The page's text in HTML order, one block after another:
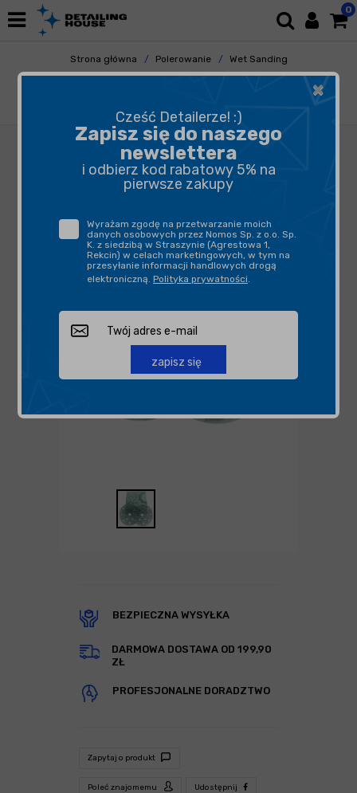
0
Strona główna Polerowanie
Wet Sanding
Papiery
BEZPIECZNA WYSYŁKA
DARMOWA DOSTAWA OD 199,90
ZŁ
PROFESJONALNE DORADZTWO
Zapytaj o produkt
Poleć znajomemu Udostępnij
×
Cześć Detailerze! :)
Zapisz się do naszego
newslettera
i odbierz kod rabatowy 5% na
pierwsze zakupy
Wyrażam zgodę na przetwarzanie moich
danych osobowych przez Nomos Sp. z o.o. Sp.
K. z siedzibą w Straszynie (Agrestowa 1,
Rekcin) w celach marketingowych, w tym na
przesyłanie informacji handlowych drogą
elektroniczną. Polityka prywatności.
zapisz się